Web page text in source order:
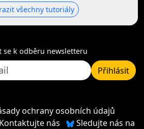
všechny tutoriály
se k odběru newsletteru
Přihlásit
ochrany osobních údajů
Kontaktujte nás Sledujte nás na